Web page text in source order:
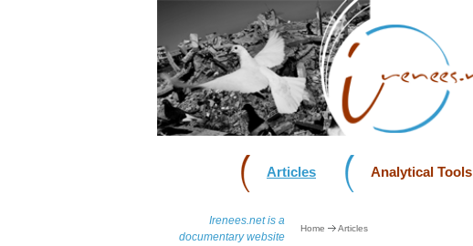
Articles Analytical Tools
Irenees.net is a
documentary website
Home Articles